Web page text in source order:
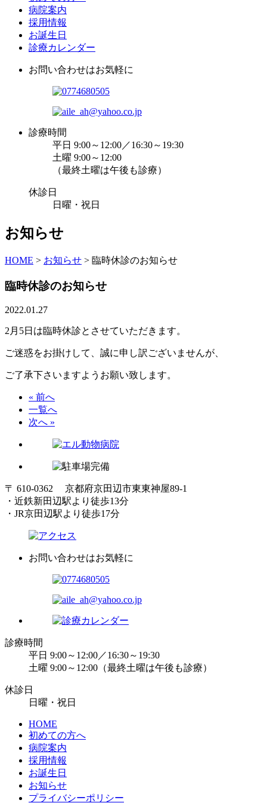
病院案内
採用情報
お誕生日
診療カレンダー
お問い合わせはお気軽に
診療時間
平日 9:00～12:00／16:30～19:30
土曜 9:00～12:00
（最終土曜は午後も診療）
休診日
日曜・祝日
お知らせ
HOME > お知らせ > 臨時休診のお知らせ
臨時休診のお知らせ
2022.01.27
2月5日は臨時休診とさせていただきます。
ご迷惑をお掛けして、誠に申し訳ございませんが、
ご了承下さいますようお願い致します。
« 前へ
一覧へ
次へ »
〒 610-0362 京都府京田辺市東東神屋89-1
・近鉄新田辺駅より徒歩13分
・JR京田辺駅より徒歩17分
お問い合わせはお気軽に
診療時間
平日 9:00～12:00／16:30～19:30
土曜 9:00～12:00（最終土曜は午後も診療）
休診日
日曜・祝日
HOME
初めての方へ
病院案内
採用情報
お誕生日
お知らせ
プライバシーポリシー